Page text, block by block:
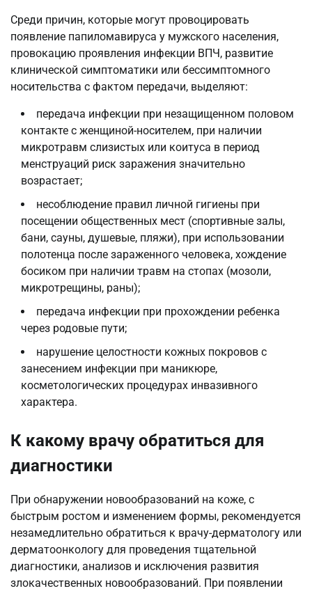
Среди причин, которые могут провоцировать
появление папиломавируса у мужского населения,
провокацию проявления инфекции ВПЧ, развитие
клинической симптоматики или бессимптомного
носительства с фактом передачи, выделяют:
передача инфекции при незащищенном половом
контакте с женщиной-носителем, при наличии
микротравм слизистых или коитуса в период
менструаций риск заражения значительно
возрастает;
несоблюдение правил личной гигиены при
посещении общественных мест (спортивные залы,
бани, сауны, душевые, пляжи), при использовании
полотенца после зараженного человека, хождение
босиком при наличии травм на стопах (мозоли,
микротрещины, раны);
передача инфекции при прохождении ребенка
через родовые пути;
нарушение целостности кожных покровов с
занесением инфекции при маникюре,
косметологических процедурах инвазивного
характера.
К какому врачу обратиться для
диагностики
При обнаружении новообразований на коже, с
быстрым ростом и изменением формы, рекомендуется
незамедлительно обратиться к врачу-дерматологу или
дерматоонкологу для проведения тщательной
диагностики, анализов и исключения развития
злокачественных новообразований. При появлении